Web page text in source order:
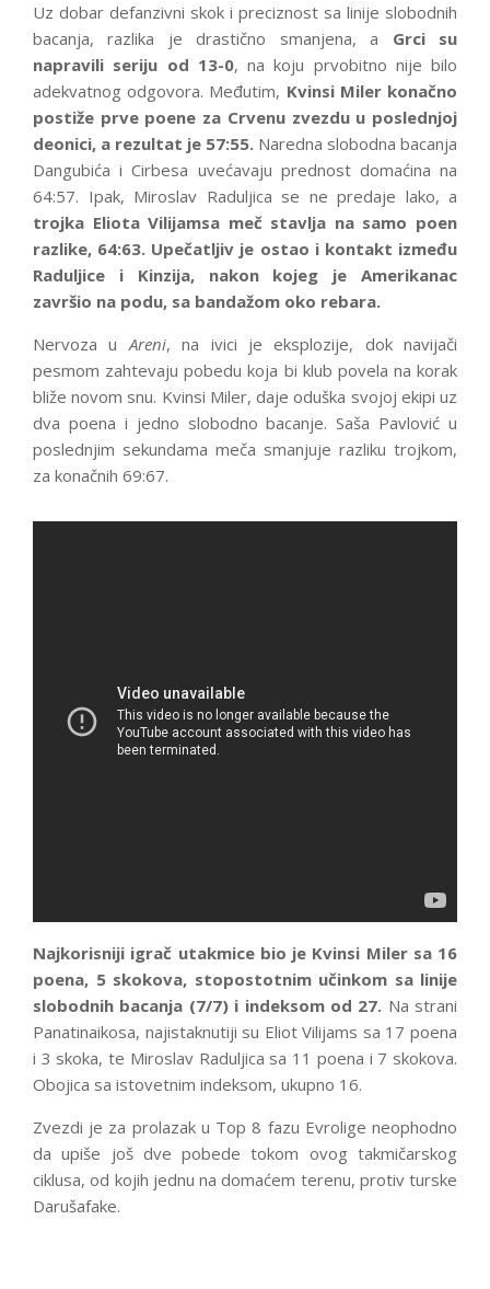
Uz dobar defanzivni skok i preciznost sa linije slobodnih
bacanja, razlika je drastično smanjena, a Grci su
napravili seriju od 13-0, na koju prvobitno nije bilo
adekvatnog odgovora. Međutim, Kvinsi Miler konačno
postiže prve poene za Crvenu zvezdu u poslednjoj
deonici, a rezultat je 57:55. Naredna slobodna bacanja
Dangubića i Cirbesa uvećavaju prednost domaćina na
64:57. Ipak, Miroslav Raduljica se ne predaje lako, a
trojka Eliota Vilijamsa meč stavlja na samo poen
razlike, 64:63. Upečatljiv je ostao i kontakt između
Raduljice i Kinzija, nakon kojeg je Amerikanac
završio na podu, sa bandažom oko rebara.
Nervoza uAreni, na ivici je eksplozije, dok navijači
pesmom zahtevaju pobedu koja bi klub povela na korak
bliže novom snu. Kvinsi Miler, daje oduška svojoj ekipi uz
dva poena i jedno slobodno bacanje. Saša Pavlović u
poslednjim sekundama meča smanjuje razliku trojkom,
za konačnih 69:67.
Najkorisniji igrač utakmice bio je Kvinsi Miler sa 16
poena, 5 skokova, stopostotnim učinkom sa linije
slobodnih bacanja (7/7) i indeksom od 27. Na strani
Panatinaikosa, najistaknutiji su Eliot Vilijams sa 17 poena
i 3 skoka, te Miroslav Raduljica sa 11 poena i 7 skokova.
Obojica sa istovetnim indeksom, ukupno 16.
Zvezdi je za prolazak u Top 8 fazu Evrolige neophodno
da upiše još dve pobede tokom ovog takmičarskog
ciklusa, od kojih jednu na domaćem terenu, protiv turske
Darušafake.